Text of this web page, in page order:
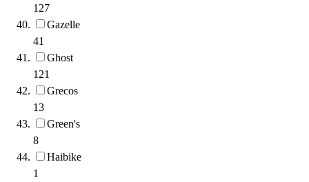
127
Gazelle
41
Ghost
121
Grecos
13
Green's
8
Haibike
1